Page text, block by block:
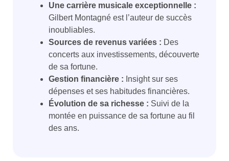
Une carrière musicale exceptionnelle :
Gilbert Montagné est l’auteur de succès
inoubliables.
Sources de revenus variées : Des
concerts aux investissements, découverte
de sa fortune.
Gestion financière : Insight sur ses
dépenses et ses habitudes financières.
Évolution de sa richesse : Suivi de la
montée en puissance de sa fortune au fil
des ans.